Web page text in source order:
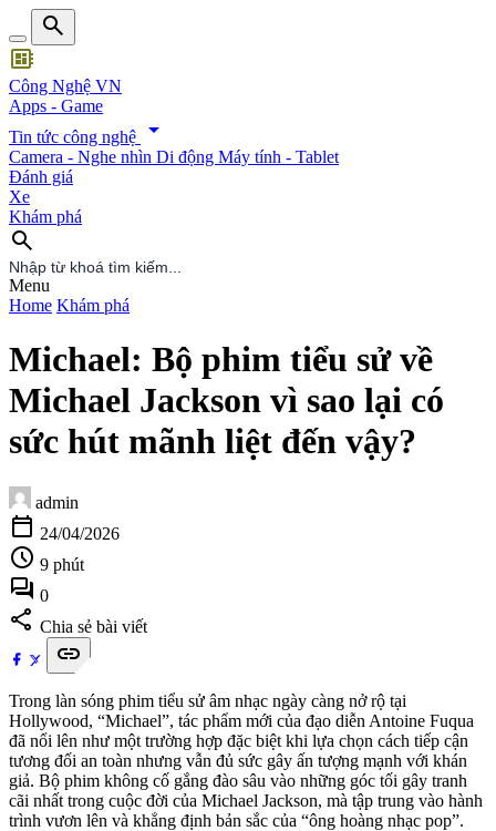
search
developer_board
Công Nghệ VN
Apps - Game
Tin tức công nghệ
arrow_drop_down
Camera - Nghe nhìn Di động Máy tính - Tablet
Đánh giá
Xe
Khám phá
search
search
Menu
Home Khám phá
Michael: Bộ phim tiểu sử về
Michael Jackson vì sao lại có
sức hút mãnh liệt đến vậy?
admin
calendar_today 24/04/2026
schedule 9 phút
forum 0
share Chia sẻ bài viết
link
Trong làn sóng phim tiểu sử âm nhạc ngày càng nở rộ tại
Hollywood, “Michael”, tác phẩm mới của đạo diễn Antoine Fuqua
đã nổi lên như một trường hợp đặc biệt khi lựa chọn cách tiếp cận
tương đối an toàn nhưng vẫn đủ sức gây ấn tượng mạnh với khán
giả. Bộ phim không cố gắng đào sâu vào những góc tối gây tranh
cãi nhất trong cuộc đời của Michael Jackson, mà tập trung vào hành
trình vươn lên và khẳng định bản sắc của “ông hoàng nhạc pop”.